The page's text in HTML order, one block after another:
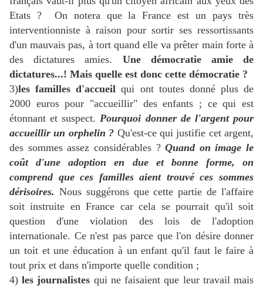
Etats ? On notera que la France est un pays très
interventionniste à raison pour sortir ses ressortissants
d'un mauvais pas, à tort quand elle va prêter main forte à
des dictatures amies. Une démocratie amie de
dictatures...! Mais quelle est donc cette démocratie ?
3)les familles d'accueil qui ont toutes donné plus de
2000 euros pour "accueillir" des enfants ; ce qui est
étonnant et suspect.Pourquoi donner de l'argent pour
accueillir un orphelin ? Qu'est-ce qui justifie cet argent,
des sommes assez considérables ?Quand on image le
coût d'une adoption en due et bonne forme, on
comprend que ces familles aient trouvé ces sommes
dérisoires. Nous suggérons que cette partie de l'affaire
soit instruite en France car cela se pourrait qu'il soit
question d'une violation des lois de l'adoption
internationale. Ce n'est pas parce que l'on désire donner
un toit et une éducation à un enfant qu'il faut le faire à
tout prix et dans n'importe quelle condition ;
4)les journalistes qui ne faisaient que leur travail mais